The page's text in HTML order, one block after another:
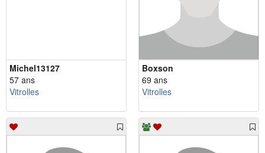
Michel13127
57 ans
Vitrolles
Boxson
69 ans
Vitrolles